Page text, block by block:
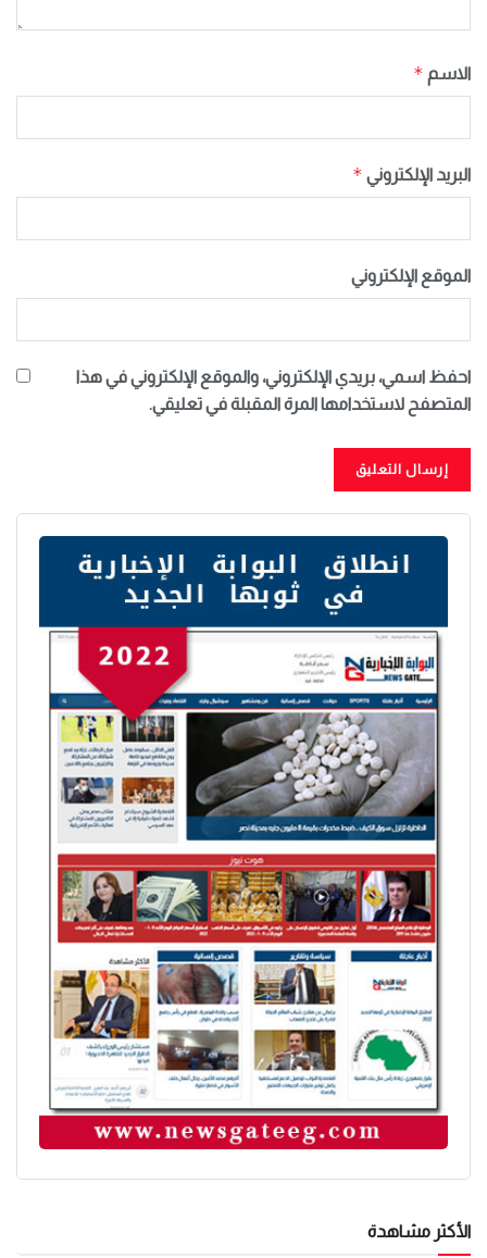
الاسم *
البريد الإلكتروني *
الموقع الإلكتروني
احفظ اسمي، بريدي الإلكتروني، والموقع الإلكتروني في هذا
المتصفح لاستخدامها المرة المقبلة في تعليقي.
الأكثر مشاهدة